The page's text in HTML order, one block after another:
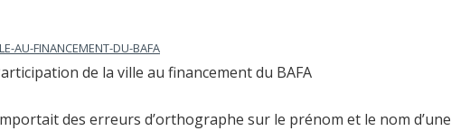
AU-FINANCEMENT-DU-BAFA
de la ville au financement du BAFA
des erreurs d’orthographe sur le prénom et le nom d’une